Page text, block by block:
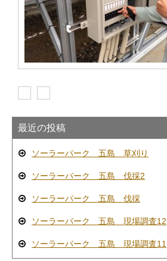
最近の投稿
ソーラーパーク 五島 草刈り
ソーラーパーク 五島 伐採2
ソーラーパーク 五島 伐採
ソーラーパーク 五島 現場調査12
ソーラーパーク 五島 現場調査11